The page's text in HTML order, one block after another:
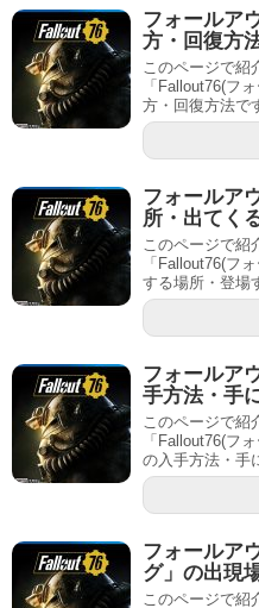
フォールア
方・回復方
このページで紹
「Fallout76(フ
方・回復方法で
フォールア
所・出てく
このページで紹
「Fallout76(フ
する場所・登場
フォールア
手方法・手
このページで紹
「Fallout76(フ
の入手方法・手
フォールア
グ」の出現
このページで紹